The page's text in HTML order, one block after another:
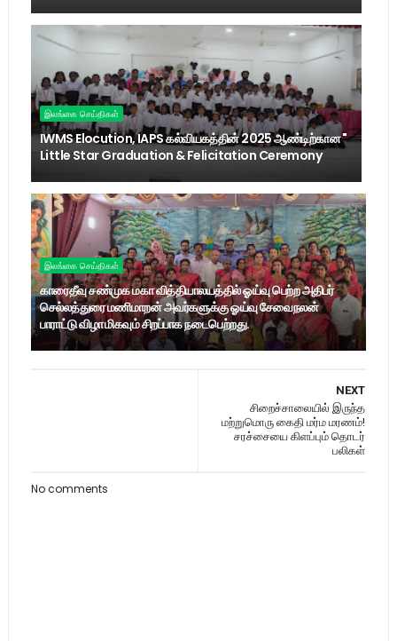
இலங்கை செய்திகள்
IWMS Elocution, IAPS கல்வியகத்தின் 2025 ஆண்டிற்கான "
Little Star Graduation & Felicitation Ceremony
இலங்கை செய்திகள்
காரைதீவு சண்முக மகா வித்தியாலயத்தில் ஓய்வு பெற்ற அதிபர்
செல்லத்துரை மணிமாறன் அவர்களுக்கு ஓய்வு சேவைநலன்
பாராட்டு விழா மிகவும் சிறப்பாக நடைபெற்றது.
NEXT
சிறைச்சாலையில் இருந்த
மற்றுமொரு கைதி மர்ம மரணம்!
சரச்சையை கிளப்பும் தொடர்
பலிகள்
No comments